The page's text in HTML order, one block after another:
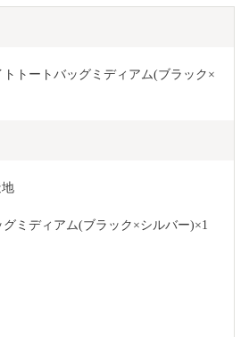
トートバッグミディアム(ブラック×
ミディアム(ブラック×シルバー)×1